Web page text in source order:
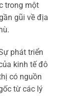
trong một
gũi về địa
phát triển
kinh tế đô
có nguồn
từ các lý